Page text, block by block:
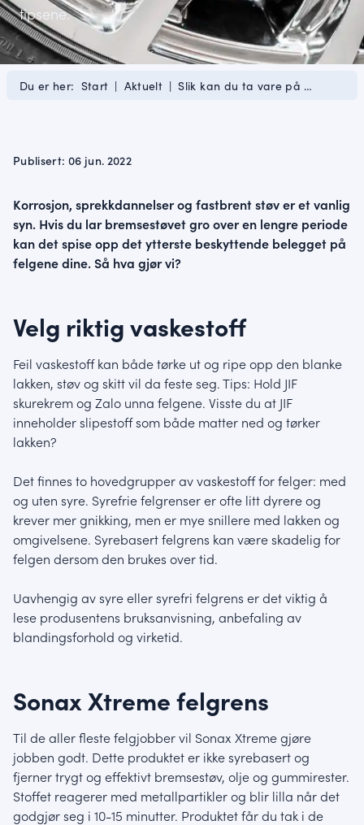
tipsene.
Du er her: Start | Aktuelt | Slik kan du ta vare på …
Publisert: 06 jun. 2022
Korrosjon, sprekkdannelser og fastbrent støv er et vanlig
syn. Hvis du lar bremsestøvet gro over en lengre periode
kan det spise opp det ytterste beskyttende belegget på
felgene dine. Så hva gjør vi?
Velg riktig vaskestoff
Feil vaskestoff kan både tørke ut og ripe opp den blanke
lakken, støv og skitt vil da feste seg. Tips: Hold JIF
skurekrem og Zalo unna felgene. Visste du at JIF
inneholder slipestoff som både matter ned og tørker
lakken?
Det finnes to hovedgrupper av vaskestoff for felger: med
og uten syre. Syrefrie felgrenser er ofte litt dyrere og
krever mer gnikking, men er mye snillere med lakken og
omgivelsene. Syrebasert felgrens kan være skadelig for
felgen dersom den brukes over tid.
Uavhengig av syre eller syrefri felgrens er det viktig å
lese produsentens bruksanvisning, anbefaling av
blandingsforhold og virketid.
Sonax Xtreme felgrens
Til de aller fleste felgjobber vil Sonax Xtreme gjøre
jobben godt. Dette produktet er ikke syrebasert og
fjerner trygt og effektivt bremsestøv, olje og gummirester.
Stoffet reagerer med metallpartikler og blir lilla når det
godgjør seg i 10-15 minutter. Produktet får du tak i de